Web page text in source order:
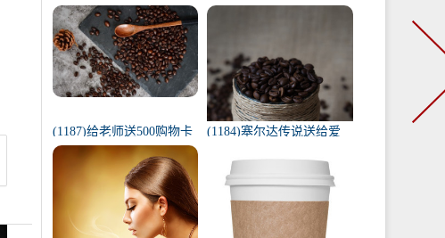
复（下属给我送礼我该如
何回复）
代表什么（1一31日月经代
(1187)给老师送500购物卡
少吗（给老师送500还是
1000）
(1184)塞尔达传说送给爱
任务100只蚱蜢）